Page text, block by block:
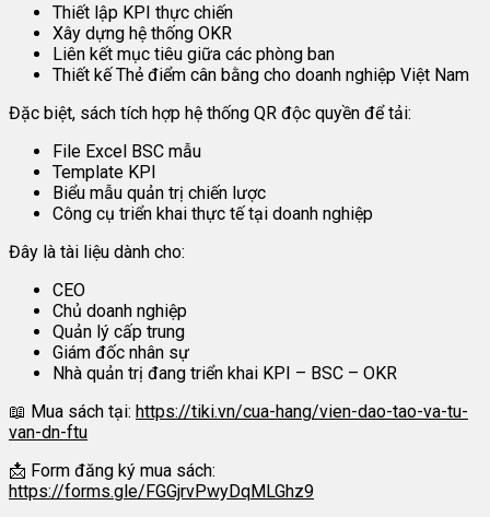
Thiết lập KPI thực chiến
Xây dựng hệ thống OKR
Liên kết mục tiêu giữa các phòng ban
Thiết kế Thẻ điểm cân bằng cho doanh nghiệp Việt Nam
Đặc biệt, sách tích hợp hệ thống QR độc quyền để tải:
File Excel BSC mẫu
Template KPI
Biểu mẫu quản trị chiến lược
Công cụ triển khai thực tế tại doanh nghiệp
Đây là tài liệu dành cho:
CEO
Chủ doanh nghiệp
Quản lý cấp trung
Giám đốc nhân sự
Nhà quản trị đang triển khai KPI – BSC – OKR
📖 Mua sách tại: https://tiki.vn/cua-hang/vien-dao-tao-va-tu-
van-dn-ftu
📩 Form đăng ký mua sách:
https://forms.gle/FGGjrvPwyDqMLGhz9